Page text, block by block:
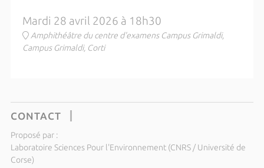
Mardi 28 avril 2026 à 18h30
Amphithéâtre du centre d'examens Campus Grimaldi,
Campus Grimaldi, Corti
CONTACT
Proposé par :
Laboratoire Sciences Pour l'Environnement (CNRS / Université de
Corse)